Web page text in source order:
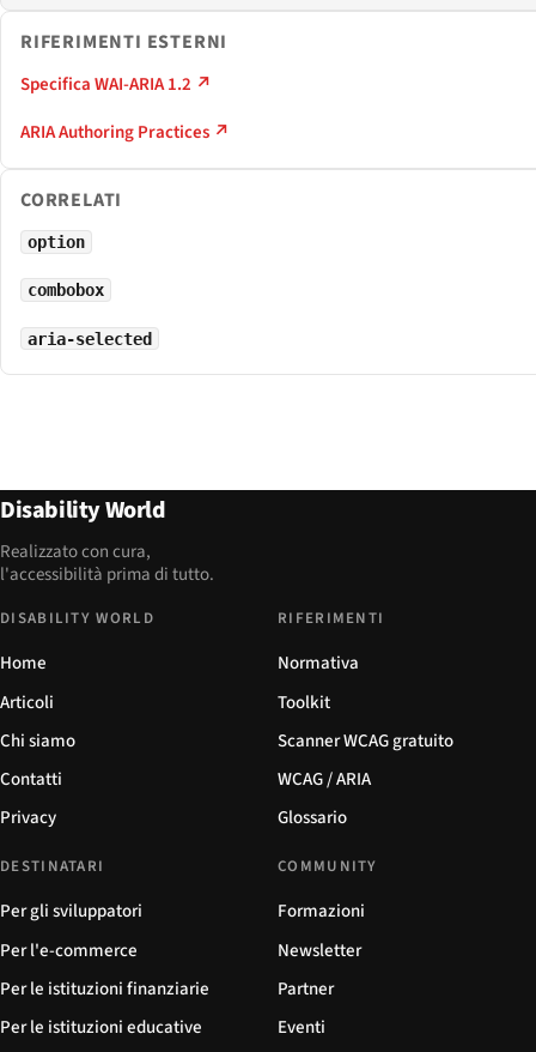
RIFERIMENTI ESTERNI
Specifica WAI-ARIA 1.2 ↗
ARIA Authoring Practices ↗
CORRELATI
option
combobox
aria-selected
Disability World
Realizzato con cura,
l'accessibilità prima di tutto.
DISABILITY WORLD
Home
Articoli
Chi siamo
Contatti
Privacy
RIFERIMENTI
Normativa
Toolkit
Scanner WCAG gratuito
WCAG / ARIA
Glossario
DESTINATARI
Per gli sviluppatori
Per l'e-commerce
Per le istituzioni finanziarie
Per le istituzioni educative
COMMUNITY
Formazioni
Newsletter
Partner
Eventi